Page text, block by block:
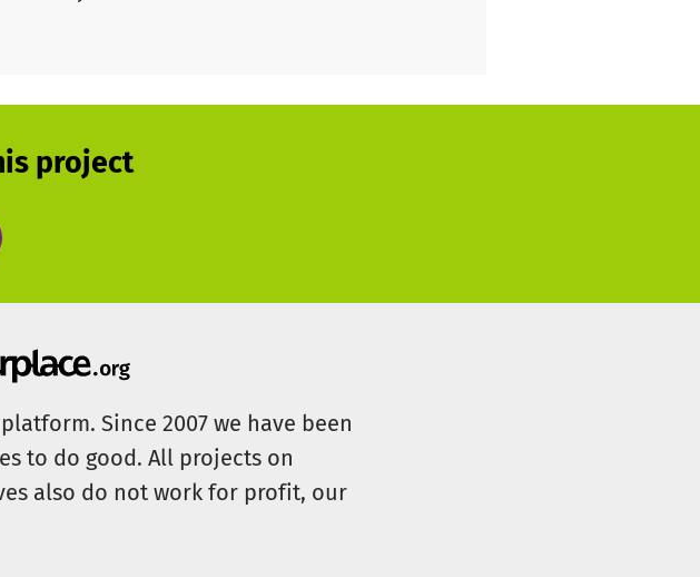
project
Since 2007 we have been
to do good. All projects on
also do not work for profit, our